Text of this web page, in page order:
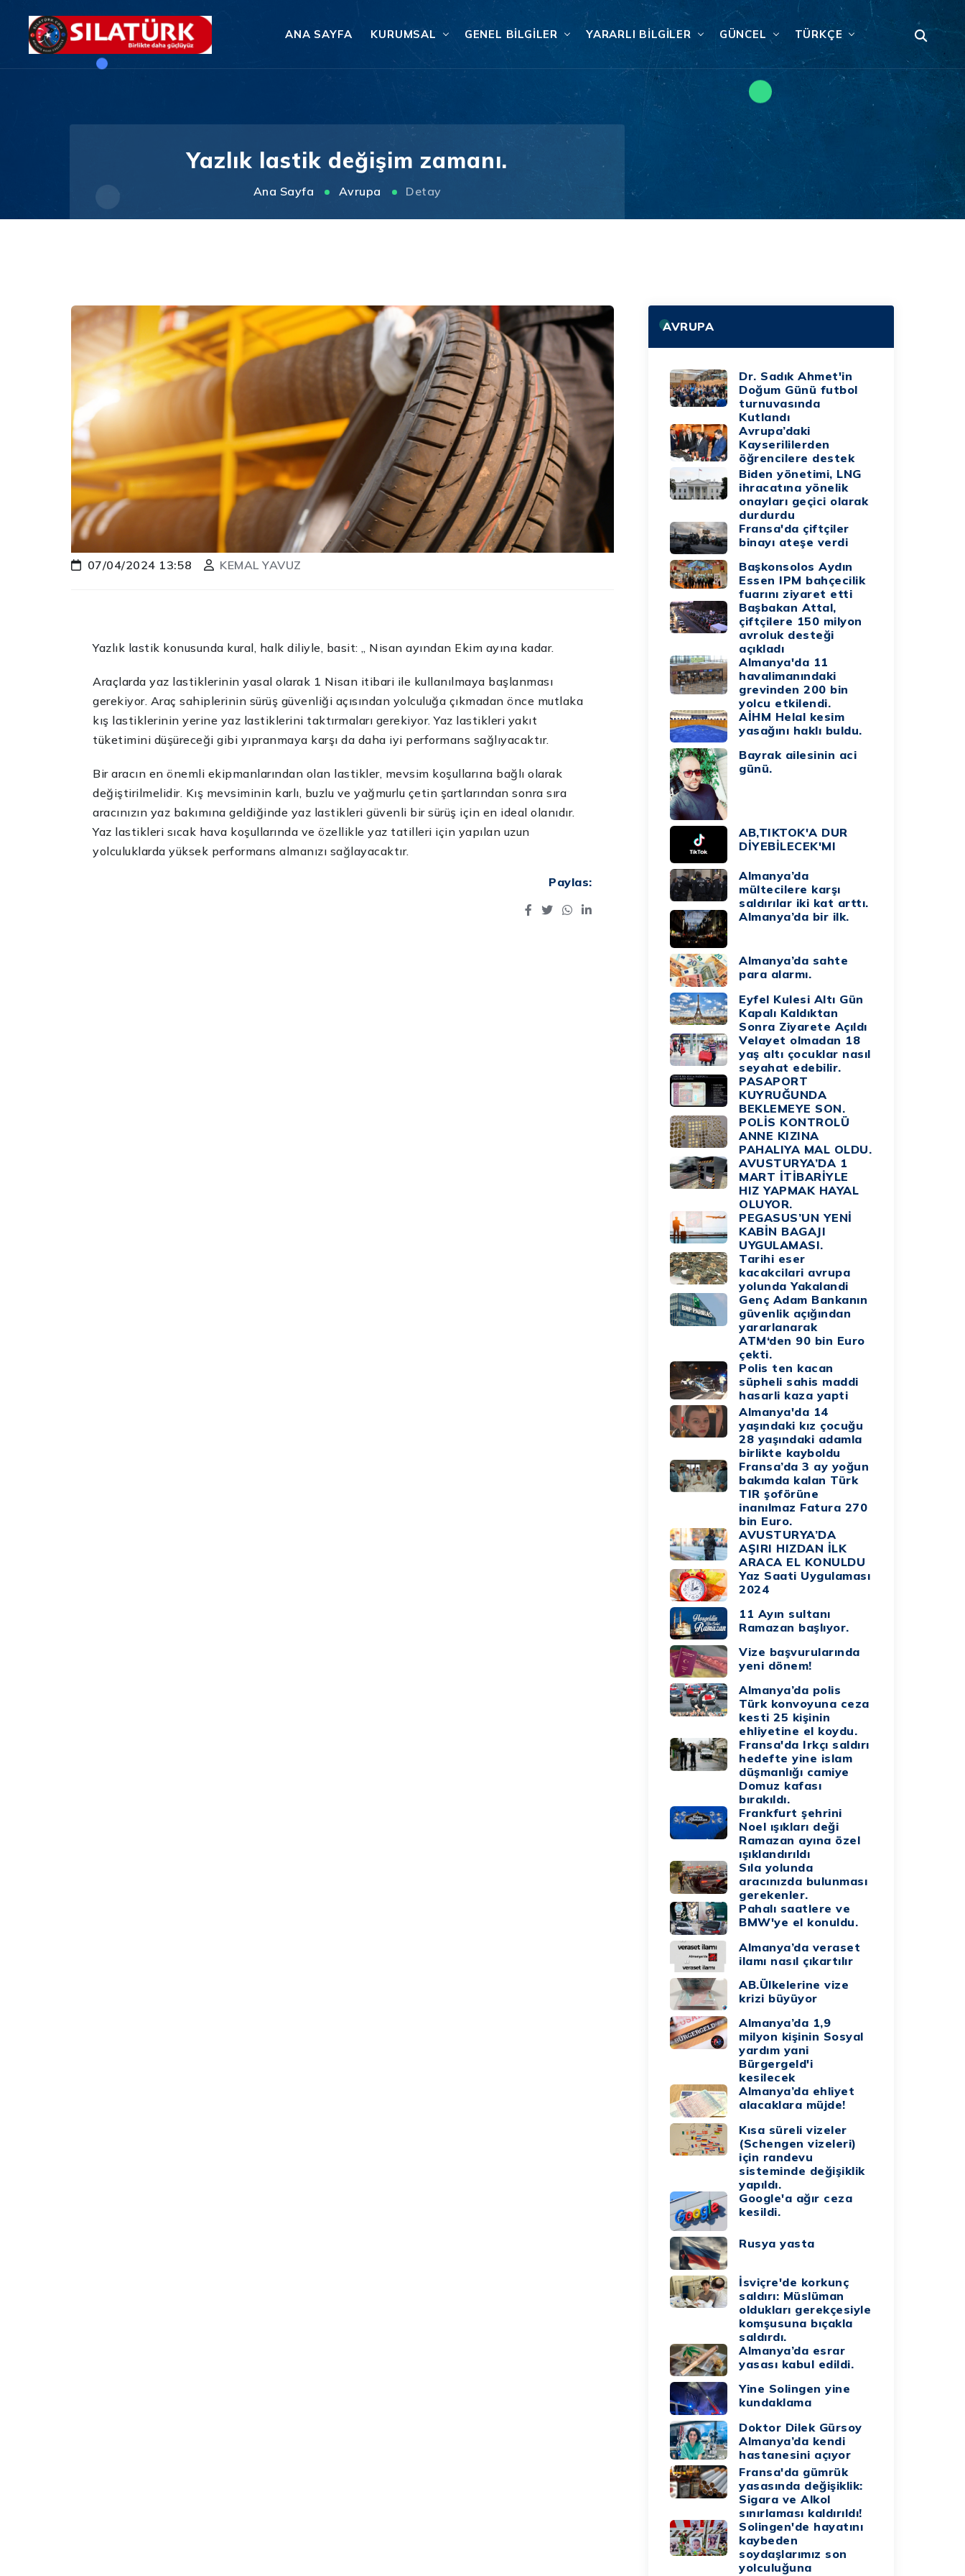
ANA SAYFA KURUMSAL GENEL BILGILER YARARLI BILGILER GÜNCEL TÜRKÇE
Yazlık lastik değişim zamanı.
Ana Sayfa Avrupa Detay
07/04/2024 13:58 KEMAL YAVUZ
Yazlık lastik konusunda kural, halk diliyle, basit: „ Nisan ayından Ekim ayına kadar.
Araçlarda yaz lastiklerinin yasal olarak 1 Nisan itibari ile kullanılmaya başlanması
gerekiyor. Araç sahiplerinin sürüş güvenliği açısından yolculuğa çıkmadan önce mutlaka
kış lastiklerinin yerine yaz lastiklerini taktırmaları gerekiyor. Yaz lastikleri yakıt
tüketimini düşüreceği gibi yıpranmaya karşı da daha iyi performans sağlıyacaktır.
Bir aracın en önemli ekipmanlarından olan lastikler, mevsim koşullarına bağlı olarak
değiştirilmelidir. Kış mevsiminin karlı, buzlu ve yağmurlu çetin şartlarından sonra sıra
aracınızın yaz bakımına geldiğinde yaz lastikleri güvenli bir sürüş için en ideal olanıdır.
Yaz lastikleri sıcak hava koşullarında ve özellikle yaz tatilleri için yapılan uzun
yolculuklarda yüksek performans almanızı sağlayacaktır.
Paylas:
AVRUPA
Dr. Sadık Ahmet'in
Doğum Günü futbol
turnuvasında
Kutlandı
Avrupa’daki
Kayserililerden
öğrencilere destek
Biden yönetimi, LNG
ihracatına yönelik
onayları geçici olarak
durdurdu
Fransa'da çiftçiler
binayı ateşe verdi
Başkonsolos Aydın
Essen IPM bahçecilik
fuarını ziyaret etti
Başbakan Attal,
çiftçilere 150 milyon
avroluk desteği
açıkladı
Almanya'da 11
havalimanındaki
grevinden 200 bin
yolcu etkilendi.
AİHM Helal kesim
yasağını haklı buldu.
Bayrak ailesinin aci
günü.
AB,TIKTOK'A DUR
DİYEBİLECEK'MI
Almanya’da
mültecilere karşı
saldırılar iki kat arttı.
Almanya’da bir ilk.
Almanya’da sahte
para alarmı.
Eyfel Kulesi Altı Gün
Kapalı Kaldıktan
Sonra Ziyarete Açıldı
Velayet olmadan 18
yaş altı çocuklar nasıl
seyahat edebilir.
PASAPORT
KUYRUĞUNDA
BEKLEMEYE SON.
POLİS KONTROLÜ
ANNE KIZINA
PAHALIYA MAL OLDU.
AVUSTURYA’DA 1
MART İTİBARİYLE
HIZ YAPMAK HAYAL
OLUYOR.
PEGASUS’UN YENİ
KABİN BAGAJI
UYGULAMASI.
Tarihi eser
kacakcilari avrupa
yolunda Yakalandi
Genç Adam Bankanın
güvenlik açığından
yararlanarak
ATM‘den 90 bin Euro
çekti.
Polis ten kacan
süpheli sahis maddi
hasarli kaza yapti
Almanya'da 14
yaşındaki kız çocuğu
28 yaşındaki adamla
birlikte kayboldu
Fransa’da 3 ay yoğun
bakımda kalan Türk
TIR şoförüne
inanılmaz Fatura 270
bin Euro.
AVUSTURYA’DA
AŞIRI HIZDAN İLK
ARACA EL KONULDU
Yaz Saati Uygulaması
2024
11 Ayın sultanı
Ramazan başlıyor.
Vize başvurularında
yeni dönem!
Almanya’da polis
Türk konvoyuna ceza
kesti 25 kişinin
ehliyetine el koydu.
Fransa'da Irkçı saldırı
hedefte yine islam
düşmanlığı camiye
Domuz kafası
bırakıldı.
Frankfurt şehrini
Noel ışıkları deği
Ramazan ayına özel
ışıklandırıldı
Sıla yolunda
aracınızda bulunması
gerekenler.
Pahalı saatlere ve
BMW'ye el konuldu.
Almanya’da veraset
ilamı nasıl çıkartılır
AB.Ülkelerine vize
krizi büyüyor
Almanya’da 1,9
milyon kişinin Sosyal
yardım yani
Bürgergeld'i
kesilecek
Almanya’da ehliyet
alacaklara müjde!
Kısa süreli vizeler
(Schengen vizeleri)
için randevu
sisteminde değişiklik
yapıldı.
Google'a ağır ceza
kesildi.
Rusya yasta
İsviçre'de korkunç
saldırı: Müslüman
oldukları gerekçesiyle
komşusuna bıçakla
saldırdı.
Almanya’da esrar
yasası kabul edildi.
Yine Solingen yine
kundaklama
Doktor Dilek Gürsoy
Almanya’da kendi
hastanesini açıyor
Fransa'da gümrük
yasasında değişiklik:
Sigara ve Alkol
sınırlaması kaldırıldı!
Solingen'de hayatını
kaybeden
soydaşlarımız son
yolculuğuna